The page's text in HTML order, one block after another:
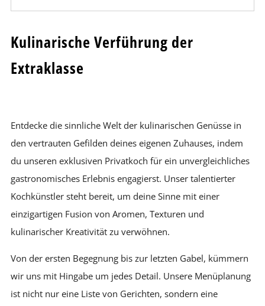
Kulinarische Verführung der
Extraklasse
Entdecke die sinnliche Welt der kulinarischen Genüsse in
den vertrauten Gefilden deines eigenen Zuhauses, indem
du unseren exklusiven Privatkoch für ein unvergleichliches
gastronomisches Erlebnis engagierst. Unser talentierter
Kochkünstler steht bereit, um deine Sinne mit einer
einzigartigen Fusion von Aromen, Texturen und
kulinarischer Kreativität zu verwöhnen.
Von der ersten Begegnung bis zur letzten Gabel, kümmern
wir uns mit Hingabe um jedes Detail. Unsere Menüplanung
ist nicht nur eine Liste von Gerichten, sondern eine